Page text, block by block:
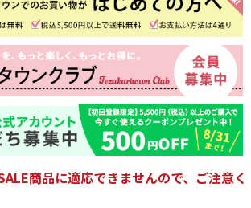
商品に適応できませんので、ご注意く